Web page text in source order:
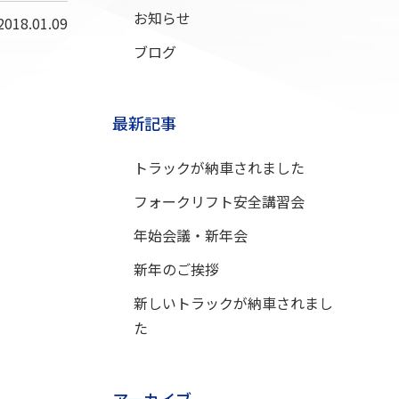
お知らせ
ブログ
最新記事
トラックが納車されました
フォークリフト安全講習会
年始会議・新年会
新年のご挨拶
新しいトラックが納車されまし
た